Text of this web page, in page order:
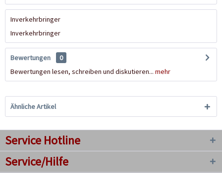
Inverkehrbringer
Inverkehrbringer
Bewertungen
0
Bewertungen lesen, schreiben und diskutieren... mehr
Ähnliche Artikel
Service Hotline
Service/Hilfe